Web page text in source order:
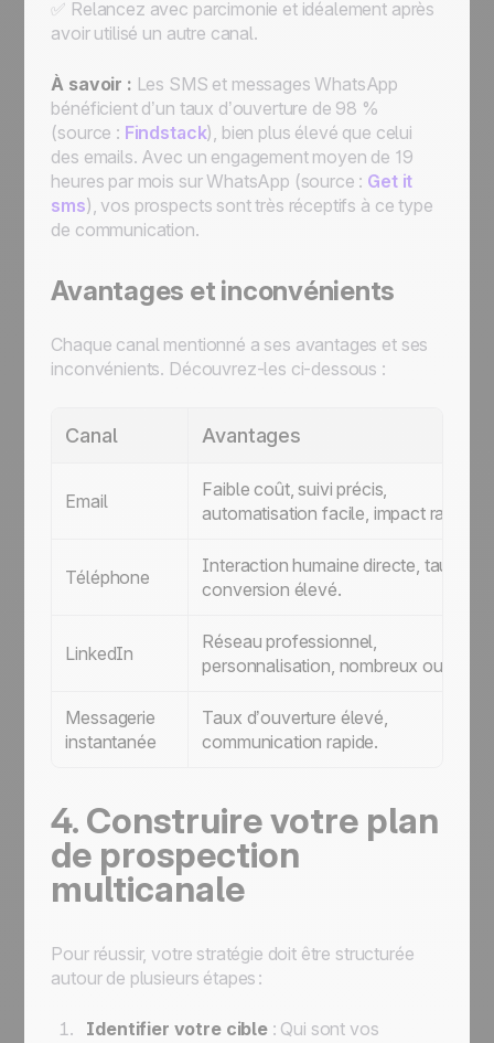
✅ Relancez avec parcimonie et idéalement après
avoir utilisé un autre canal.
À savoir : Les SMS et messages WhatsApp
bénéficient d’un taux d’ouverture de 98 %
(source : Findstack), bien plus élevé que celui
des emails. Avec un engagement moyen de 19
heures par mois sur WhatsApp (source : Get it
sms), vos prospects sont très réceptifs à ce type
de communication.
Avantages et inconvénients
Chaque canal mentionné a ses avantages et ses
inconvénients. Découvrez-les ci-dessous :
Canal Avantages
Email
Faible coût, suivi précis,
automatisation facile, impact rapide.
Téléphone
Interaction humaine directe, taux de
conversion élevé.
LinkedIn
Réseau professionnel,
personnalisation, nombreux outils.
Messagerie
instantanée
Taux d’ouverture élevé,
communication rapide.
4. Construire votre plan
de prospection
multicanale
Pour réussir, votre stratégie doit être structurée
autour de plusieurs étapes :
Identifier votre cible: Qui sont vos